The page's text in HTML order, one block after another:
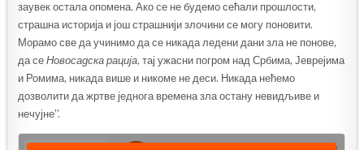
заувек остала опомена. Ако се не будемо сећали прошлости,
страшна историја и још страшнији злочини се могу поновити.
Морамо све да учинимо да се никада ледени дани зла не понове,
да сеНовосадска рација, тај ужасни погром над Србима, Јеврејима
и Ромима, никада више и никоме не деси. Никада нећемо
дозволити да жртве једнога времена зла остану невидљиве и
нечујне”.